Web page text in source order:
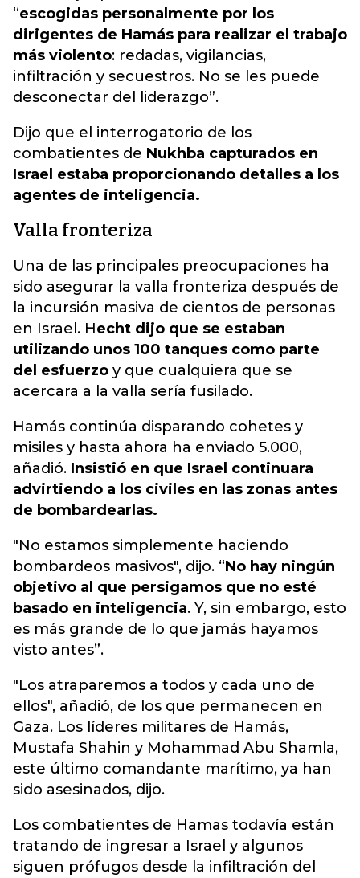
“escogidas personalmente por los
dirigentes de Hamás para realizar el trabajo
más violento: redadas, vigilancias,
infiltración y secuestros. No se les puede
desconectar del liderazgo”.
Dijo que el interrogatorio de los
combatientes de Nukhba capturados en
Israel estaba proporcionando detalles a los
agentes de inteligencia.
Valla fronteriza
Una de las principales preocupaciones ha
sido asegurar la valla fronteriza después de
la incursión masiva de cientos de personas
en Israel. Hecht dijo que se estaban
utilizando unos 100 tanques como parte
del esfuerzo y que cualquiera que se
acercara a la valla sería fusilado.
Hamás continúa disparando cohetes y
misiles y hasta ahora ha enviado 5.000,
añadió. Insistió en que Israel continuara
advirtiendo a los civiles en las zonas antes
de bombardearlas.
"No estamos simplemente haciendo
bombardeos masivos", dijo. “No hay ningún
objetivo al que persigamos que no esté
basado en inteligencia. Y, sin embargo, esto
es más grande de lo que jamás hayamos
visto antes”.
"Los atraparemos a todos y cada uno de
ellos", añadió, de los que permanecen en
Gaza. Los líderes militares de Hamás,
Mustafa Shahin y Mohammad Abu Shamla,
este último comandante marítimo, ya han
sido asesinados, dijo.
Los combatientes de Hamas todavía están
tratando de ingresar a Israel y algunos
siguen prófugos desde la infiltración del